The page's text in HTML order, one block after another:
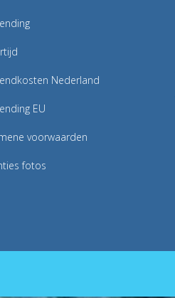
Nederland
EU
voorwaarden
fotos